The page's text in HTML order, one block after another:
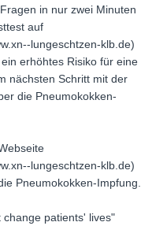
in nur zwei Minuten
auf
lungeschtzen-klb.de)
erhöhtes Risiko für eine
nächsten Schritt mit der
die Pneumokokken-
lungeschtzen-klb.de)
Pneumokokken-Impfung.
patients' lives"